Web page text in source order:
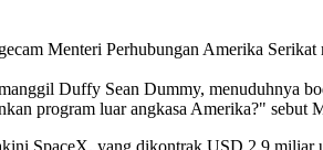
Menteri Perhubungan Amerika
Duffy Sean Dummy, menuduhnya
program luar angkasa Amerika?"
SpaceX, yang dikontrak USD 2,9 miliar